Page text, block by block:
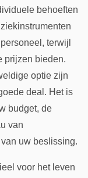
behoeften
terwijl
prijzen bieden.
optie zijn
deal. Het is
budget, de
van
uw beslissing.
voor het leven